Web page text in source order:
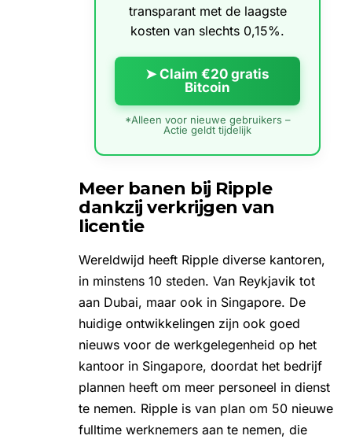
transparant met de laagste
kosten van slechts 0,15%.
➤ Claim €20 gratis
Bitcoin
*Alleen voor nieuwe gebruikers –
Actie geldt tijdelijk
Meer banen bij Ripple
dankzij verkrijgen van
licentie
Wereldwijd heeft Ripple diverse kantoren,
in minstens 10 steden. Van Reykjavik tot
aan Dubai, maar ook in Singapore. De
huidige ontwikkelingen zijn ook goed
nieuws voor de werkgelegenheid op het
kantoor in Singapore, doordat het bedrijf
plannen heeft om meer personeel in dienst
te nemen. Ripple is van plan om 50 nieuwe
fulltime werknemers aan te nemen, die